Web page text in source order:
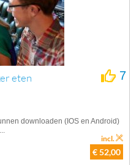
eten 7
downloaden (IOS en Android)
€ 52,00
incl.